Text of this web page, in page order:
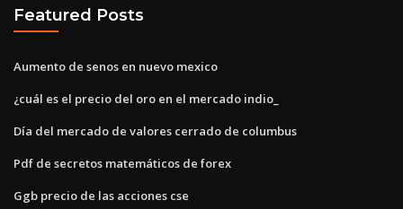
Featured Posts
Aumento de senos en nuevo mexico
¿cuál es el precio del oro en el mercado indio_
Día del mercado de valores cerrado de columbus
Pdf de secretos matemáticos de forex
Ggb precio de las acciones cse